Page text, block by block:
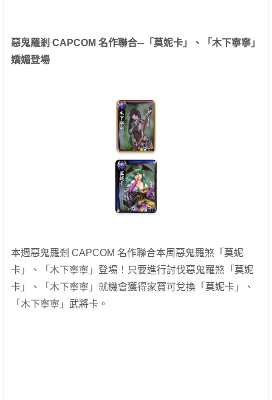
惡鬼羅剎 CAPCOM 名作聯合─「莫妮卡」、「木下寧寧」
嬌媚登場
本週惡鬼羅剎 CAPCOM 名作聯合本周惡鬼羅煞「莫妮
卡」、「木下寧寧」登場！只要進行討伐惡鬼羅煞「莫妮
卡」、「木下寧寧」就機會獲得家寶可兌換「莫妮卡」、
「木下寧寧」武將卡。